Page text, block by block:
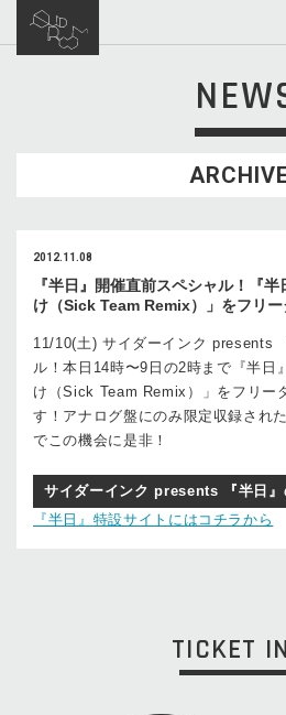
2012.11.08
『半日』開催直前スペシャル！『
け（Sick Team Remix）」をフリー
11/10(土) サイダーインク presents
ル！本日14時〜9日の2時まで『半日
け（Sick Team Remix）」をフリー
す！アナログ盤にのみ限定収録され
でこの機会に是非！
サイダーインク presents 『半日』
『半日』特設サイトにはコチラから
TICKET